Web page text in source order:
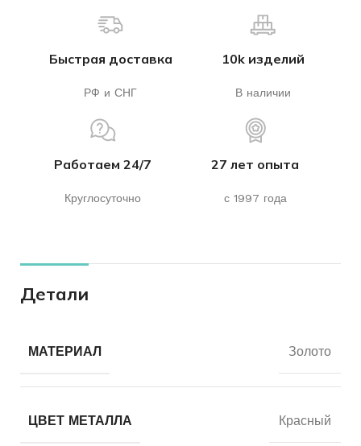
Быстрая доставка
РФ и СНГ
10k изделий
В наличии
Работаем 24/7
Круглосуточно
27 лет опыта
с 1997 года
Детали
МАТЕРИАЛ Золото
ЦВЕТ МЕТАЛЛА Красный